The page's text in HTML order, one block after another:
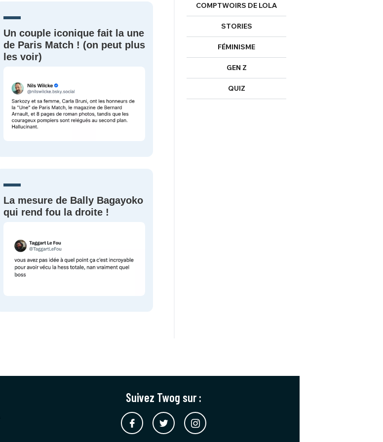
Un couple iconique fait la une
de Paris Match ! (on peut plus
les voir)
La mesure de Bally Bagayoko
qui rend fou la droite !
COMPTWOIRS DE LOLA
STORIES
FÉMINISME
GEN Z
QUIZ
Suivez Twog sur :
Ma propre
sélection
ME CONNECTER
Un Thread